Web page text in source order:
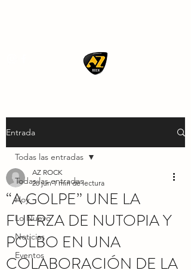
Entrada
Todas las entradas
Hoy
Lo Nuevo
Noticias
Eventos
Todas las entradas
“A GOLPE” UNE LA
FUERZA DE NUTOPIA Y
POLBO EN UNA
COLABORACIÓN DE LA
AZ ROCK
28 jun 1 min de lectura